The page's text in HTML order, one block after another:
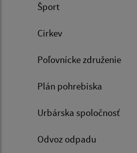
Šport
Cirkev
Poľovnícke združenie
Plán pohrebiska
Urbárska spoločnosť
Odvoz odpadu